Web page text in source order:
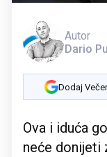
Autor
Dario
Dodaj
Ova i iduća
neće donijeti